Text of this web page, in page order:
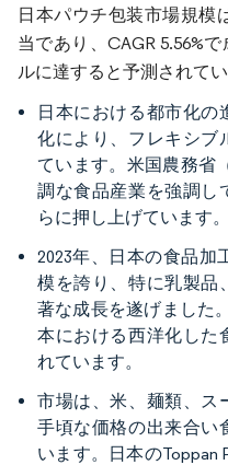
日本パウチ包装市場規模
当であり、CAGR 5.56%
ルに達すると予測されてい
日本における都市化の
化により、フレキシブ
ています。米国農務省
調な食品産業を強調し
らに押し上げています。
2023年、日本の食品加
模を誇り、特に乳製品
著な成長を遂げました
本における西洋化した
れています。
市場は、米、麺類、ス
手頃な価格の出来合い
います。日本のToppan